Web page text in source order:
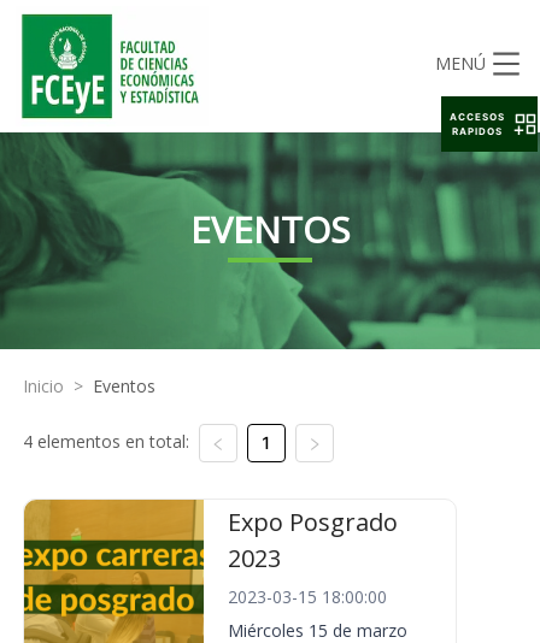
MENÚ
EVENTOS
Inicio > Eventos
4 elementos en total: 1
Expo Posgrado
2023
2023-03-15 18:00:00
Miércoles 15 de marzo
ACCESOS
RAPIDOS